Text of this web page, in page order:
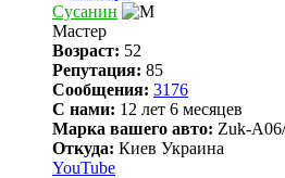
Сусанин
Мастер
Возраст: 52
Репутация: 85
Сообщения: 3176
С нами: 12 лет 6 месяцев
Марка вашего авто: Zuk-
Откуда: Киев Украина
YouTube